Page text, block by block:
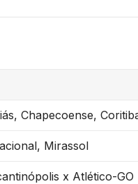
Chapecoense,
Mirassol
x Atlético-GO